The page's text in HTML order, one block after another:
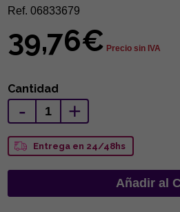
Ref. 06833679
39,76€ Precio sin IVA
Cantidad
- +
Entrega en 24/48hs